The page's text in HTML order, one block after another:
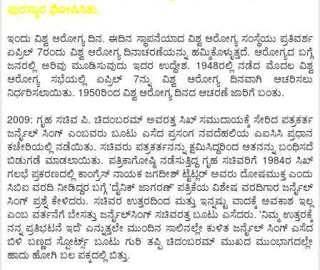
ಪುರಸ್ಕಾರ ಘೋಷಿಸಿತು.
ಇಂದು ವಿಶ್ವ ಆರೋಗ್ಯ ದಿನ. ಈದಿನ ಸ್ಥಾಪನೆಯಾದ ವಿಶ್ವ ಆರೋಗ್ಯ ಸಂಸ್ಥೆಯು ಪ್ರತಿವರ್ಶ
ಏಪ್ರಿಲ್ 7ರಂದು ವಿಶ್ವ ಆರೋಗ್ಯ ದಿನಾಚರಣೆಯನ್ನು ಹಮ್ಮಿಕೊಳ್ಳುತ್ತದೆ. ಆರೋಗ್ಯದ ಬಗ್ಗೆ
ಜನರಲ್ಲಿ ಅರಿವು ಮೂಡಿಸುವುದು ಇದರ ಉದ್ದೇಶ. 1948ರಲ್ಲಿ ನಡೆದ ಮೊದಲ ವಿಶ್ವ
ಆರೋಗ್ಯ ಸಭೆಯಲ್ಲಿ ಏಪ್ರಿಲ್ 7ನ್ನು ವಿಶ್ವ ಆರೋಗ್ಯ ದಿನವಾಗಿ ಆಚರಿಸಲು
ನಿರ್ಧರಿಸಲಾಯಿತು. 1950ರಿಂದ ವಿಶ್ವ ಆರೋಗ್ಯ ದಿನದ ಆಚರಣೆ ಜಾರಿಗೆ ಬಂತು.
2009: ಗೃಹ ಸಚಿವ ಪಿ. ಚಿದಂಬರಮ್ ಅವರತ್ತ ಸಿಖ್ ಸಮುದಾಯಕ್ಕೆ ಸೇರಿದ ಪತ್ರಕರ್ತ
ಜರ್ನೈಲ್ ಸಿಂಗ್ ಎಂಬವರು ಬೂಟು ಎಸೆದ ಪ್ರಸಂಗ ನವದೆಹಲಿಯ ಎಐಸಿಸಿ ಪ್ರಧಾನ
ಕಚೇರಿಯಲ್ಲಿ ನಡೆಯಿತು. ಸಚಿವರು ಪತ್ರಕರ್ತನನ್ನು ಕ್ಷಮಿಸಿದ್ದರಿಂದ ಆತನನ್ನು ಬಂಧಿಸದೆ
ಬಿಡುಗಡೆ ಮಾಡಲಾಯಿತು. ಪತ್ರಿಕಾಗೋಷ್ಠಿ ನಡೆಸುತ್ತಿದ್ದ ಗೃಹ ಸಚಿವರಿಗೆ 1984ರ ಸಿಖ್
ಗಲಭೆ ಪ್ರಕರಣದಲ್ಲಿ ಕಾಂಗ್ರೆಸ್ ನಾಯಕ ಜಗದೀಶ್ ಟೈಟ್ಲರ್ ಅವರು ದೋಷಮುಕ್ತ ಎಂದು
ಸಿಬಿಐ ವರದಿ ನೀಡಿದ್ದರ ಬಗ್ಗೆ 'ದೈನಿಕ್ ಜಾಗರಣ್' ಪತ್ರಿಕೆಯ ವಿಶೇಷ ವರದಿಗಾರ ಜರ್ನೈಲ್
ಸಿಂಗ್ ಪ್ರಶ್ನೆ ಕೇಳಿದರು. ಸಚಿವರ ಉತ್ತರದಿಂದ ಮತ್ತು ಇನ್ನಷ್ಟು ವಾದಕ್ಕೆ ಅವಕಾಶ ಇಲ್ಲ
ಎಂಬ ವರ್ತನೆಗೆ ಬೇಸತ್ತು ಜರ್ನೈಲ್‌ಸಿಂಗ್ ಸಚಿವರತ್ತ ಬೂಟು ಎಸೆದರು. 'ನಿಮ್ಮ ಉತ್ತರಕ್ಕೆ
ನನ್ನ ಪ್ರತಿಭಟನೆ ಇದೆ' ಎನ್ನುತ್ತಲೇ ಮುಂದಿನ ಸಾಲಿನಲ್ಲೇ ಕುಳಿತ ಜರ್ನೈಲ್ ಸಿಂಗ್ ಎಸೆದ
ಬಿಳಿ ಬಣ್ಣದ ಸ್ಪೋರ್ಟ್ಸ್ ಬೂಟು ಗುರಿ ತಪ್ಪಿ ಚಿದಂಬರಮ್ ಮುಖದ ಮುಂಭಾಗದಲ್ಲೇ
ಹಾದು ಹೋಗಿ ಬಲ ಪಕ್ಕದಲ್ಲಿ ಬಿತ್ತು.